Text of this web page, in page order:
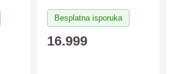
Besplatna isporuka
16.999